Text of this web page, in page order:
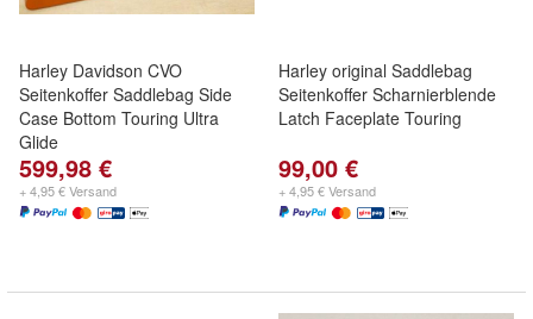
Harley Davidson CVO
Seitenkoffer Saddlebag Side
Case Bottom Touring Ultra
Glide
599,98 €
+ 4,95 € Versand
Harley original Saddlebag
Seitenkoffer Scharnierblende
Latch Faceplate Touring
99,00 €
+ 4,95 € Versand